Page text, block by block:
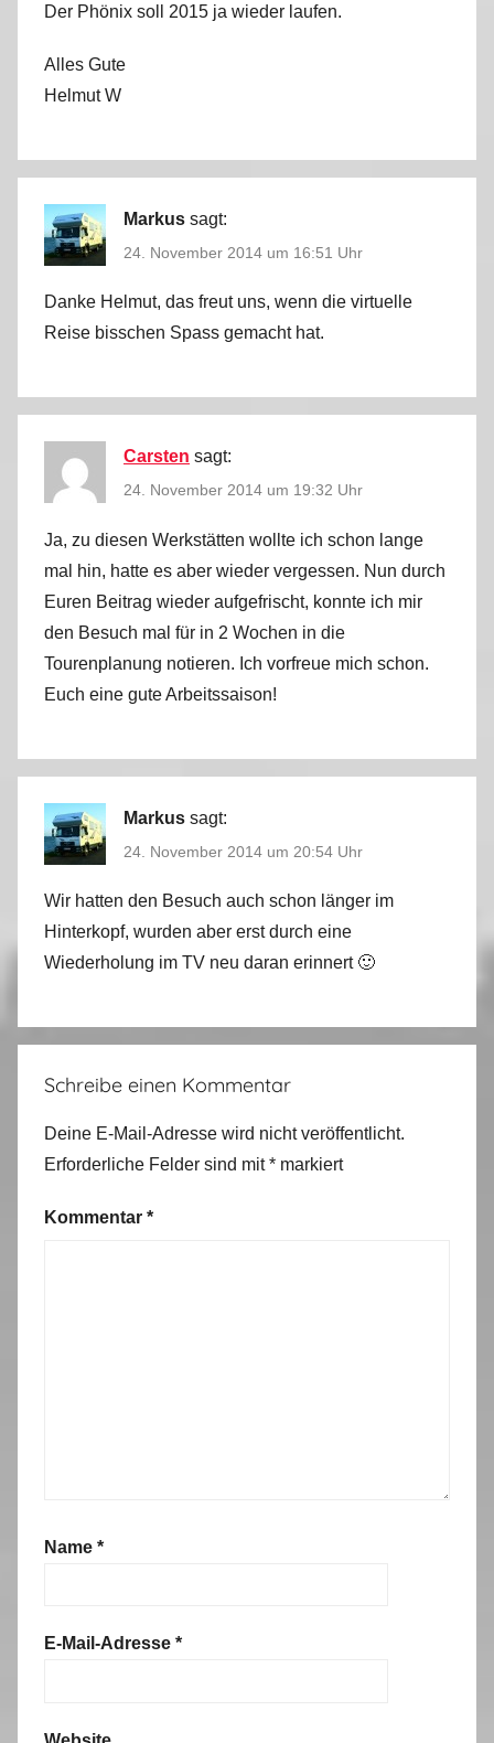
Der Phönix soll 2015 ja wieder laufen.
Alles Gute
Helmut W
Markus sagt:
24. November 2014 um 16:51 Uhr
Danke Helmut, das freut uns, wenn die virtuelle
Reise bisschen Spass gemacht hat.
Carsten sagt:
24. November 2014 um 19:32 Uhr
Ja, zu diesen Werkstätten wollte ich schon lange
mal hin, hatte es aber wieder vergessen. Nun durch
Euren Beitrag wieder aufgefrischt, konnte ich mir
den Besuch mal für in 2 Wochen in die
Tourenplanung notieren. Ich vorfreue mich schon.
Euch eine gute Arbeitssaison!
Markus sagt:
24. November 2014 um 20:54 Uhr
Wir hatten den Besuch auch schon länger im
Hinterkopf, wurden aber erst durch eine
Wiederholung im TV neu daran erinnert 🙂
Schreibe einen Kommentar
Deine E-Mail-Adresse wird nicht veröffentlicht.
Erforderliche Felder sind mit* markiert
Kommentar *
Name *
E-Mail-Adresse *